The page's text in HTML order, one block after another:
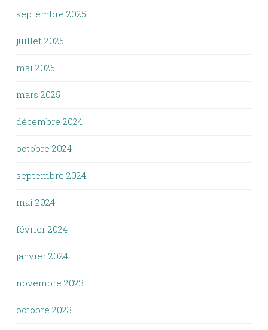
septembre 2025
juillet 2025
mai 2025
mars 2025
décembre 2024
octobre 2024
septembre 2024
mai 2024
février 2024
janvier 2024
novembre 2023
octobre 2023